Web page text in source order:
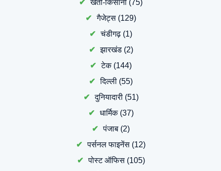
खेती-किसानी (75)
गैजेट्स (129)
चंडीगढ़ (1)
झारखंड(2)
टेक(144)
दिल्ली (55)
दुनियादारी(51)
धार्मिक(37)
पंजाब (2)
पर्सनल फाइनेंस (12)
पोस्ट ऑफिस(105)